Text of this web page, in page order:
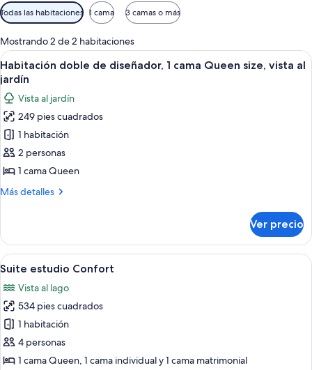
Filtros
disponibles
para
las
habitaciones
Todas las habitaciones 1 cama 3 camas o más
Mostrando 2 de 2 habitaciones
Abrir
todas
las
fotos
de
Habitación
doble
de
diseñador,
Queen
size,
vista
al
jardín
Un dormitorio con una cama, un
7
Habitación doble de diseñador, 1 cama Queen size, vista al
jardín
Vista al jardín
249 pies cuadrados
1 habitación
2 personas
1 cama Queen
Más detalles
Más
doble
de
diseñador,
cama
Queen
size,
vista
al
jardín
Ver precio
Abrir
todas
las
fotos
de
Suite
estudio
Una escalera de madera con vistas a
6
Suite estudio Confort
Vista al lago
534 pies cuadrados
1 habitación
4 personas
1 cama Queen, 1 cama individual y 1 cama matrimonial